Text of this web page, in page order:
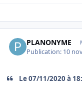
PLANONYME
Publication: 10
Le 07/11/2020 à